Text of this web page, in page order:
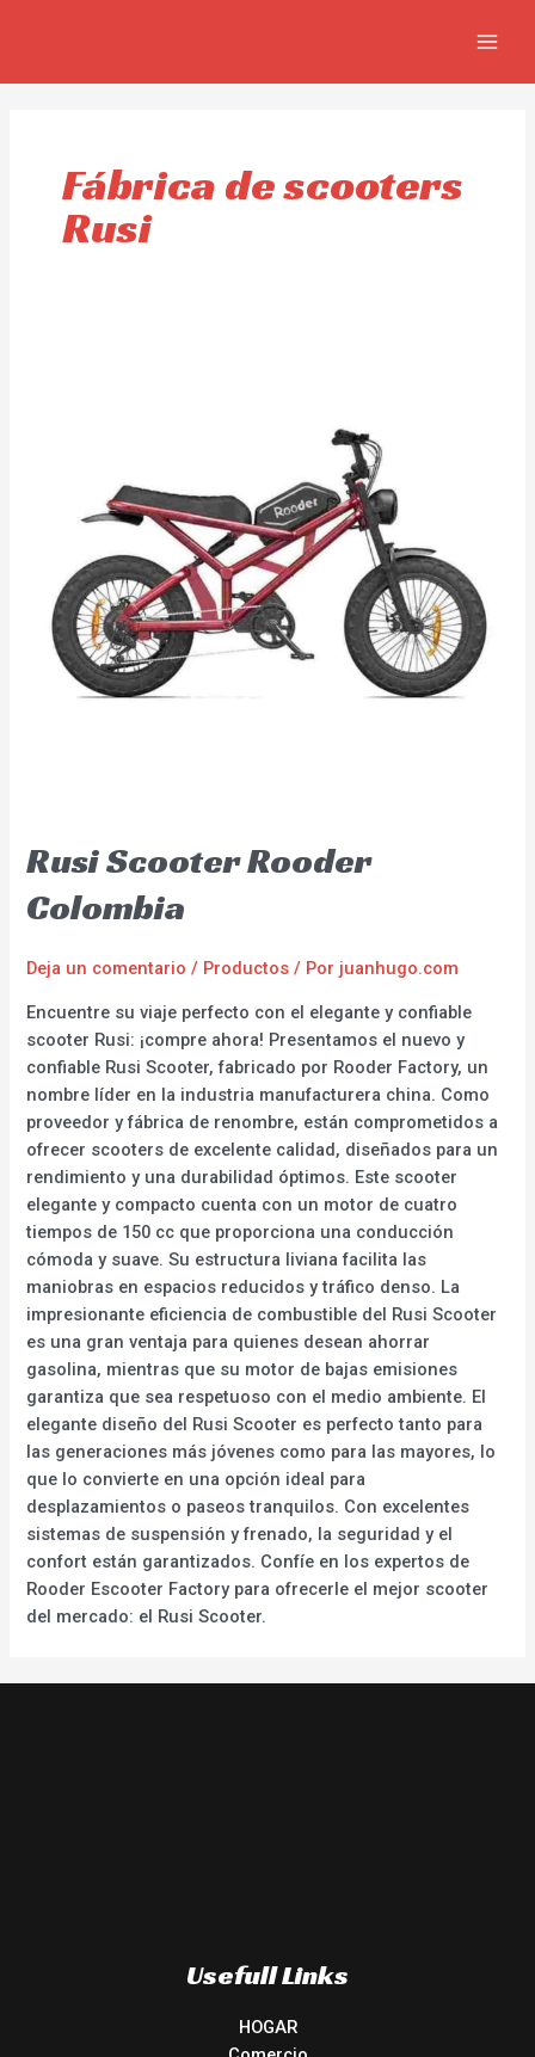
Fábrica de scooters
Rusi
Rusi Scooter Rooder
Colombia
Deja un comentario / Productos / Por juanhugo.com
Encuentre su viaje perfecto con el elegante y confiable
scooter Rusi: ¡compre ahora! Presentamos el nuevo y
confiable Rusi Scooter, fabricado por Rooder Factory, un
nombre líder en la industria manufacturera china. Como
proveedor y fábrica de renombre, están comprometidos a
ofrecer scooters de excelente calidad, diseñados para un
rendimiento y una durabilidad óptimos. Este scooter
elegante y compacto cuenta con un motor de cuatro
tiempos de 150 cc que proporciona una conducción
cómoda y suave. Su estructura liviana facilita las
maniobras en espacios reducidos y tráfico denso. La
impresionante eficiencia de combustible del Rusi Scooter
es una gran ventaja para quienes desean ahorrar
gasolina, mientras que su motor de bajas emisiones
garantiza que sea respetuoso con el medio ambiente. El
elegante diseño del Rusi Scooter es perfecto tanto para
las generaciones más jóvenes como para las mayores, lo
que lo convierte en una opción ideal para
desplazamientos o paseos tranquilos. Con excelentes
sistemas de suspensión y frenado, la seguridad y el
confort están garantizados. Confíe en los expertos de
Rooder Escooter Factory para ofrecerle el mejor scooter
del mercado: el Rusi Scooter.
Usefull Links
HOGAR